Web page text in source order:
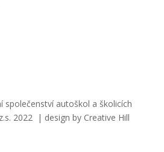
společenství autoškol a školicích
2022 | design by Creative Hill